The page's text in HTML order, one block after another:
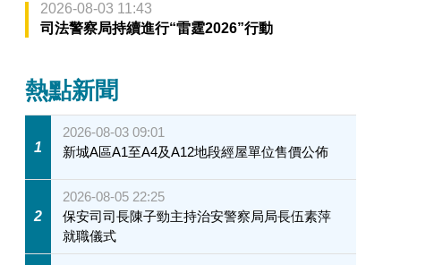
2026-08-03 11:43
司法警察局持續進行“雷霆2026”行動
熱點新聞
1
2026-08-03 09:01
新城A區A1至A4及A12地段經屋單位售價公佈
2
2026-08-05 22:25
保安司司長陳子勁主持治安警察局局長伍素萍
就職儀式